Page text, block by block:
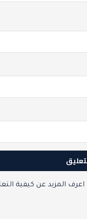
اعرف المزيد عن كيفية